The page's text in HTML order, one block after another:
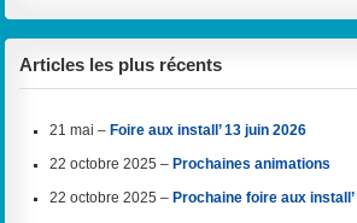
Articles les plus récents
21 mai – Foire aux install’ 13 juin 2026
22 octobre 2025 – Prochaines animations
22 octobre 2025 – Prochaine foire aux install’